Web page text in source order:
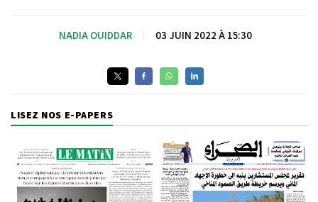
NADIA OUIDDAR 03 JUIN 2022 À 15:30
LISEZ NOS E-PAPERS